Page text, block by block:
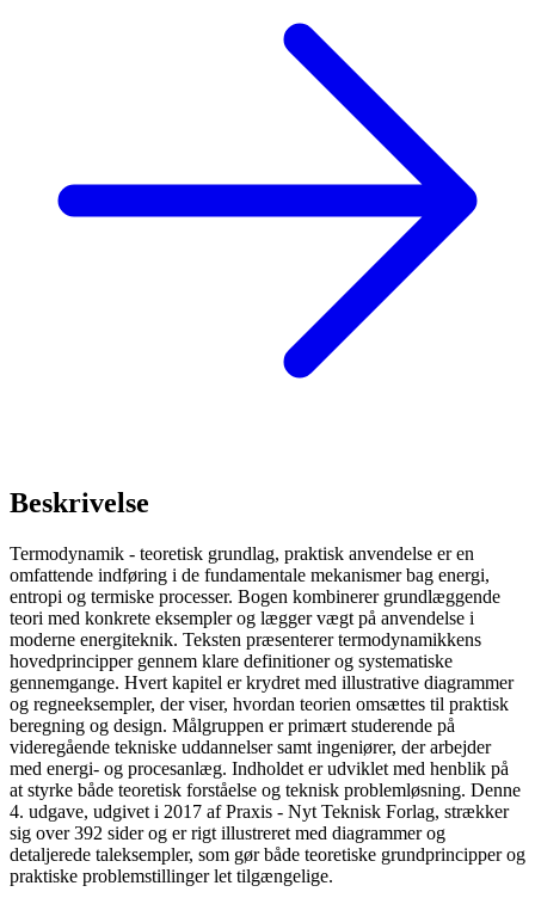
Beskrivelse
Termodynamik - teoretisk grundlag, praktisk anvendelse er en
omfattende indføring i de fundamentale mekanismer bag energi,
entropi og termiske processer. Bogen kombinerer grundlæggende
teori med konkrete eksempler og lægger vægt på anvendelse i
moderne energiteknik. Teksten præsenterer termodynamikkens
hovedprincipper gennem klare definitioner og systematiske
gennemgange. Hvert kapitel er krydret med illustrative diagrammer
og regneeksempler, der viser, hvordan teorien omsættes til praktisk
beregning og design. Målgruppen er primært studerende på
videregående tekniske uddannelser samt ingeniører, der arbejder
med energi- og procesanlæg. Indholdet er udviklet med henblik på
at styrke både teoretisk forståelse og teknisk problemløsning. Denne
4. udgave, udgivet i 2017 af Praxis - Nyt Teknisk Forlag, strækker
sig over 392 sider og er rigt illustreret med diagrammer og
detaljerede taleksempler, som gør både teoretiske grundprincipper og
praktiske problemstillinger let tilgængelige.